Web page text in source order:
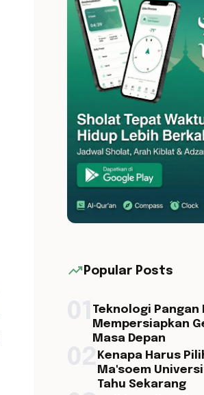
trending_up Popular Posts
Teknologi
Mempersiapkan
Masa Depan
Kenapa Harus
Ma'soem
Tahu Sekarang